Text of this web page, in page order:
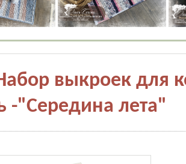
выкроек для
-"Середина лета"